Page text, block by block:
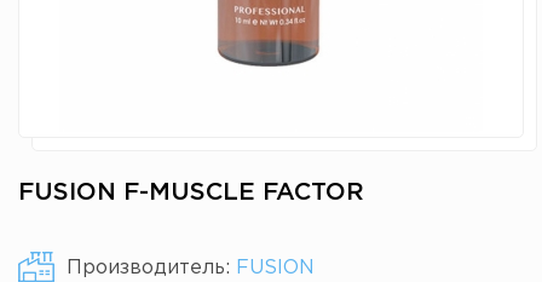
FUSION F-MUSCLE FACTOR
Производитель: FUSION